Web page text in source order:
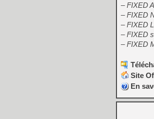
– FIXED
– FIXED
– FIXED
– FIXED
– FIXED
Site
En